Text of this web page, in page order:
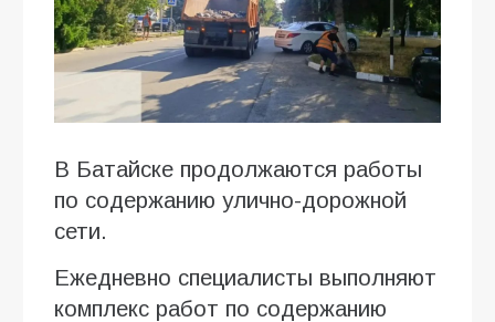
В Батайске продолжаются работы
по содержанию улично-дорожной
сети.
Ежедневно специалисты выполняют
комплекс работ по содержанию